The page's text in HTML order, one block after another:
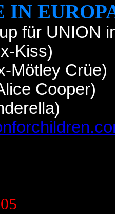
IN
für UNION
Kiss)
Mötley Crüe)
Cooper)